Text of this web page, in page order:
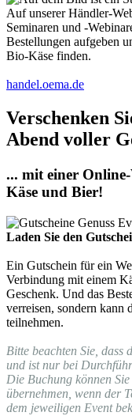
Auf unserer Händler-
Seminaren und -
Bestellungen aufgeben
Bio-Käse finden.
handel.oema.de
Verschenken
Abend voller
... mit einer
Käse und Bier!
Laden Sie den
Ein Gutschein für ein
Verbindung mit einem
Geschenk. Und das
verreisen, sondern kann
teilnehmen.
Bitte beachten Sie, dass
und ist nur bei
Die Buchung können
übernehmen, wenn der
dem jeweiligen Event